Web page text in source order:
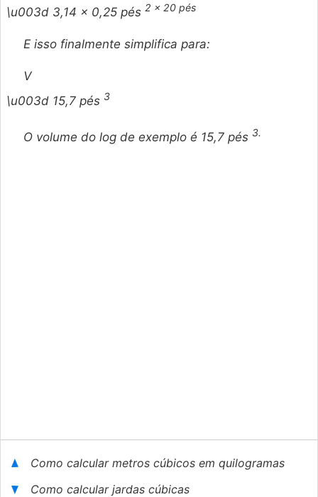
\u003d 3,14 × 0,25 pés 2 × 20 pés
E isso finalmente simplifica para:
V
\u003d 15,7 pés 3
O volume do log de exemplo é 15,7 pés 3.
Como calcular metros cúbicos em quilogramas
Como calcular jardas cúbicas